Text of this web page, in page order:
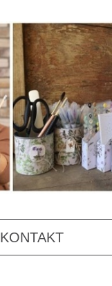
KONTAKT